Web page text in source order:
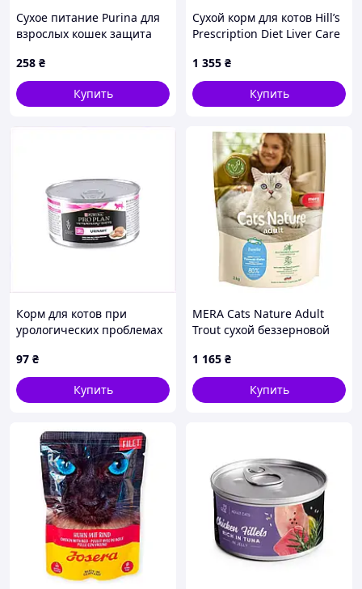
Сухое питание Purina для
взрослых кошек защита
258 ₴
Купить
Сухой корм для котов Hill’s
Prescription Diet Liver Care
1 355 ₴
Купить
Корм для котов при
урологических проблемах
M8C8C09404
97 ₴
Купить
MERA Cats Nature Adult
Trout сухой беззерновой
всех пород с форелью 2 кг
1 165 ₴
Купить